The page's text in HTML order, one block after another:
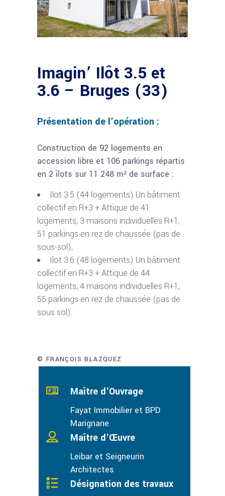
Imagin’ Ilôt 3.5 et
3.6 – Bruges (33)
Présentation de l’opération :
Construction de 92 logements en
accession libre et 106 parkings répartis
en 2 îlots sur 11 248 m² de surface :
Ilot 3.5 (44 logements) Un bâtiment
collectif en R+3 + Attique de 41
logements, 3 maisons individuelles R+1,
51 parkings en rez de chaussée (pas de
sous-sol),
Ilot 3.6 (48 logements) Un bâtiment
collectif en R+3 + Attique de 44
logements, 4 maisons individuelles R+1,
55 parkings en rez de chaussée (pas de
sous sol).
© FRANÇOIS BLAZQUEZ
Maître d'Ouvrage
Fayat Immobilier et BPD
Marignane
Maître d'Œuvre
Leibar et Seigneurin
Architectes
Désignation des travaux